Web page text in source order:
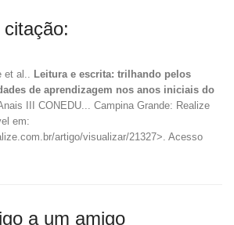
et al..
Leitura e escrita: trilhando pelos
de aprendizagem nos anos iniciais do
Anais III CONEDU... Campina Grande: Realize
em:
artigo/visualizar/21327>. Acesso
a um amigo